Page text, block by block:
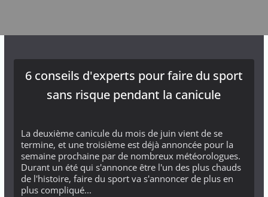
6 conseils d'experts pour faire du sport
sans risque pendant la canicule
La deuxième canicule du mois de juin vient de se
termine, et une troisième est déjà annoncée pour la
semaine prochaine par de nombreux météorologues.
Durant un été qui s'annonce être l'un des plus chauds
de l'histoire, faire du sport va s'annoncer de plus en
plus compliqué...